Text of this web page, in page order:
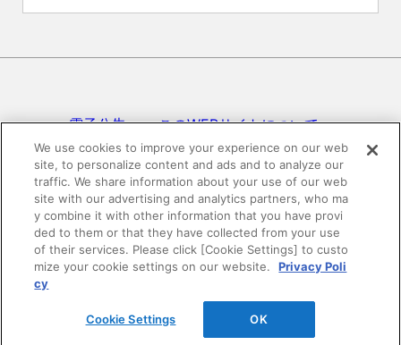
電子公告 このWEBサイトについて
プライバシーポリシー
SNSコミュニティガイドライン サイトマップ
©DAIKEN Corporation All Rights Reserved.
We use cookies to improve your experience on our web
site, to personalize content and ads and to analyze our
traffic. We share information about your use of our web
site with our advertising and analytics partners, who ma
y combine it with other information that you have provi
ded to them or that they have collected from your use
of their services. Please click [Cookie Settings] to custo
mize your cookie settings on our website.
Privacy Poli
cy
Cookie Settings OK